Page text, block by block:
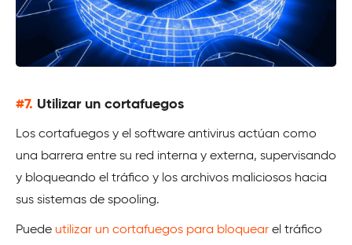
#7. Utilizar un cortafuegos
Los cortafuegos y el software antivirus actúan como
una barrera entre su red interna y externa, supervisando
y bloqueando el tráfico y los archivos maliciosos hacia
sus sistemas de spooling.
Puede utilizar un cortafuegos para bloquear el tráfico